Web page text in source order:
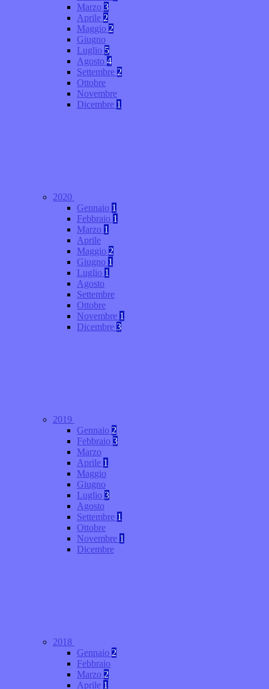
Marzo 3
Aprile 2
Maggio 2
Giugno
Luglio 5
Agosto 4
Settembre 2
Ottobre
Novembre
Dicembre 1
2020
Gennaio 1
Febbraio 1
Marzo 1
Aprile
Maggio 2
Giugno 1
Luglio 1
Agosto
Settembre
Ottobre
Novembre 1
Dicembre 3
2019
Gennaio 2
Febbraio 3
Marzo
Aprile 1
Maggio
Giugno
Luglio 3
Agosto
Settembre 1
Ottobre
Novembre 1
Dicembre
2018
Gennaio 2
Febbraio
Marzo 2
Aprile 1